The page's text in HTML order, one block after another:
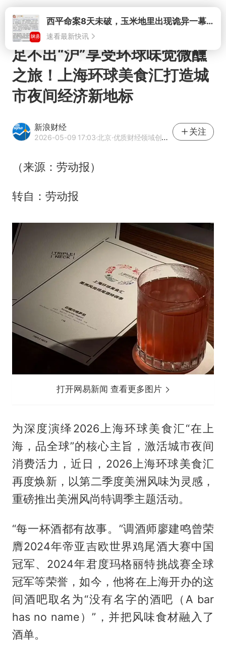
打开西平命案8天未破，玉米地里出现诡异一幕，我突然想起了欧金中
速看最新快讯
足不出“沪”享受环球味觉微醺
之旅！上海环球美食汇打造城
市夜间经济新地标
新浪财经
2026-05-09 17:03·北京·优质财经领域创作者
关注
（来源：劳动报）
转自：劳动报
打开网易新闻 查看更多图片
为深度演绎2026上海环球美食汇“在上
海，品全球”的核心主旨，激活城市夜间
消费活力，近日，2026上海环球美食汇
再度焕新，以第二季度美洲风味为灵感，
重磅推出美洲风尚特调季主题活动。
“每一杯酒都有故事。”调酒师廖建鸣曾荣
膺2024年帝亚吉欧世界鸡尾酒大赛中国
冠军、2024年君度玛格丽特挑战赛全球
冠军等荣誉，如今，他将在上海开办的这
间酒吧取名为“没有名字的酒吧（A bar
has no name）”，并把风味食材融入了
酒单。